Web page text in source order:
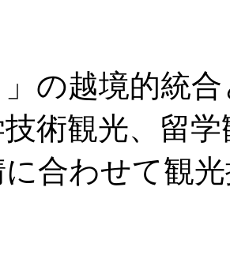
」の越境的統
術観光、留
合わせて観